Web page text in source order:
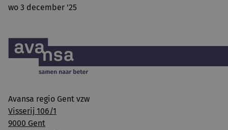
wo 3 december '25
Avansa regio Gent vzw
Visserij 106/1
9000 Gent